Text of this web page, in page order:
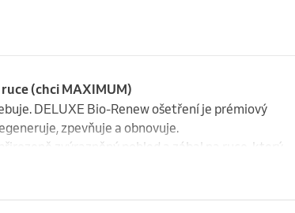
(chci MAXIMUM)
DELUXE Bio-Renew ošetření je prémiový
zpevňuje a obnovuje.
zvýrazněný pohled a zábal na ruce, který
a rozjasněná. Luxusní péče nejen o pleť, ale i o